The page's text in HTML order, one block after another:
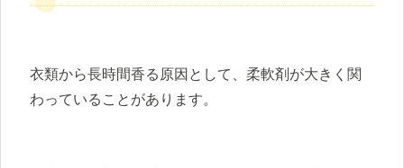
衣類から長時間香る原因として、柔軟剤が大きく関
わっていることがあります。